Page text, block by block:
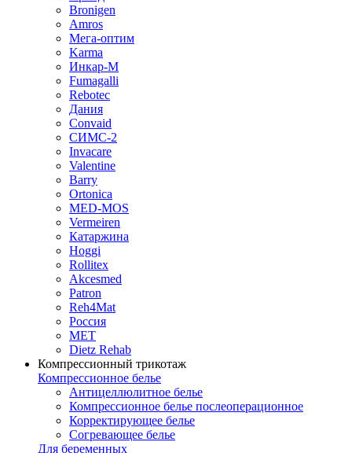
Bronigen
Amros
Мега-оптим
Karma
Инкар-М
Fumagalli
Rebotec
Дания
Convaid
СИМС-2
Invacare
Valentine
Barry
Ortonica
MED-MOS
Vermeiren
Катаржина
Hoggi
Rollitex
Akcesmed
Patron
Reh4Mat
Россия
МЕТ
Dietz Rehab
Компрессионный трикотаж
Компрессионное белье
Антицеллюлитное белье
Компрессионное белье послеоперационное
Корректирующее белье
Согревающее белье
Для беременных